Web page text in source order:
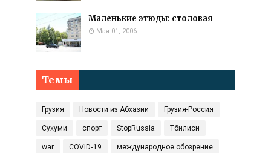
Маленькие этюды: столовая
Мая 01, 2006
Темы
Грузия Новости из Абхазии Грузия-Россия
Сухуми спорт StopRussia Тбилиси
war COVID‑19 международное обозрение